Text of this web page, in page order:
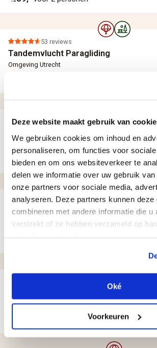
Deze website maakt gebruik van
We gebruiken cookies om inhoud en
personaliseren, om functies voor
bieden en om ons websiteverkeer te
delen we informatie over uw gebruik
onze partners voor sociale media,
analyseren. Deze partners kunnen deze
combineren met andere informatie die u
verstrekt of ze hebben verzameld op
Oké
Voorkeuren
53 reviews
Tandemvlucht Paragliding
Omgeving Utrecht
45 reviews
Workshop: Bossche bollen maken
Den Bosch
38,- per persoon
62 reviews
Off-Road rijden in een 4x4
Gouda
Uithoorn